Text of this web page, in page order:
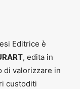
Editrice è
, edita in
di valorizzare in
custoditi